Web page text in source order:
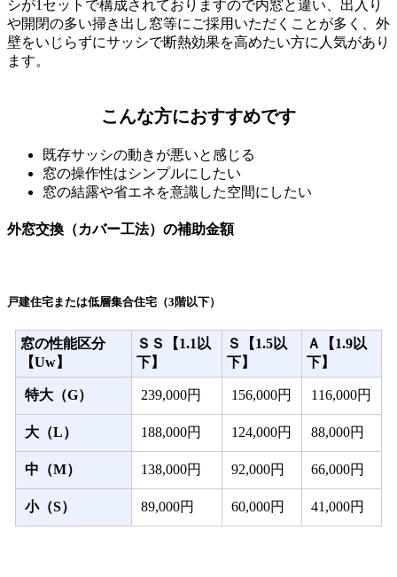
シが1セットで構成されておりますので内窓と違い、出入り
や開閉の多い掃き出し窓等にご採用いただくことが多く、外
壁をいじらずにサッシで断熱効果を高めたい方に人気があり
ます。
こんな方におすすめです
既存サッシの動きが悪いと感じる
窓の操作性はシンプルにしたい
窓の結露や省エネを意識した空間にしたい
外窓交換（カバー工法）の補助金額
戸建住宅または低層集合住宅（3階以下）
窓の性能区分
【Uw】
ＳＳ【1.1以
下】
Ｓ【1.5以
下】
Ａ【1.9以
下】
特大（G） 239,000円 156,000円 116,000円
大（L） 188,000円 124,000円 88,000円
中（M） 138,000円 92,000円 66,000円
小（S） 89,000円 60,000円 41,000円